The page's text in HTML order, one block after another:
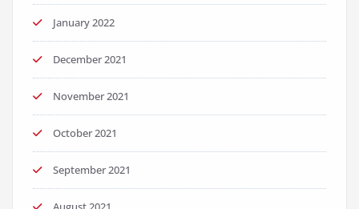
January 2022
December 2021
November 2021
October 2021
September 2021